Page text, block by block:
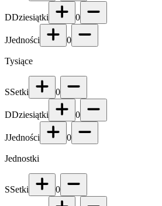
DDziesiątki 0
JJedności 0
Tysiące
SSetki 0
DDziesiątki 0
JJedności 0
Jednostki
SSetki 0